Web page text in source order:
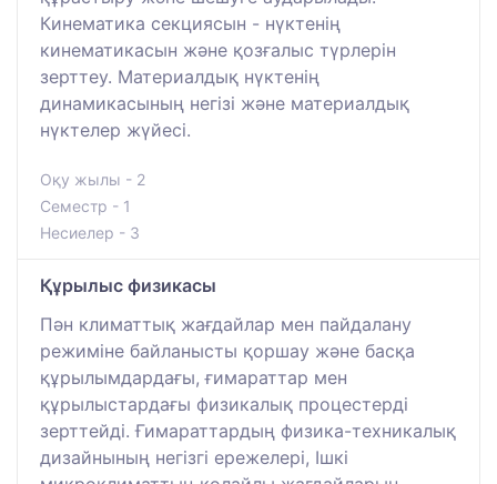
Кинематика секциясын - нүктенің
кинематикасын және қозғалыс түрлерін
зерттеу. Материалдық нүктенің
динамикасының негізі және материалдық
нүктелер жүйесі.
Оқу жылы - 2
Семестр - 1
Несиелер - 3
Құрылыс физикасы
Пән климаттық жағдайлар мен пайдалану
режиміне байланысты қоршау және басқа
құрылымдардағы, ғимараттар мен
құрылыстардағы физикалық процестерді
зерттейді. Ғимараттардың физика-техникалық
дизайнының негізгі ережелері, Ішкі